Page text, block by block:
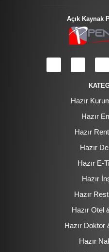
Açık Kaynak
Hazır
Hazır
Hazır
Hazır
Hazır E-
Hazır
Hazır
Hazır Otel
Hazır Doktor
Hazır